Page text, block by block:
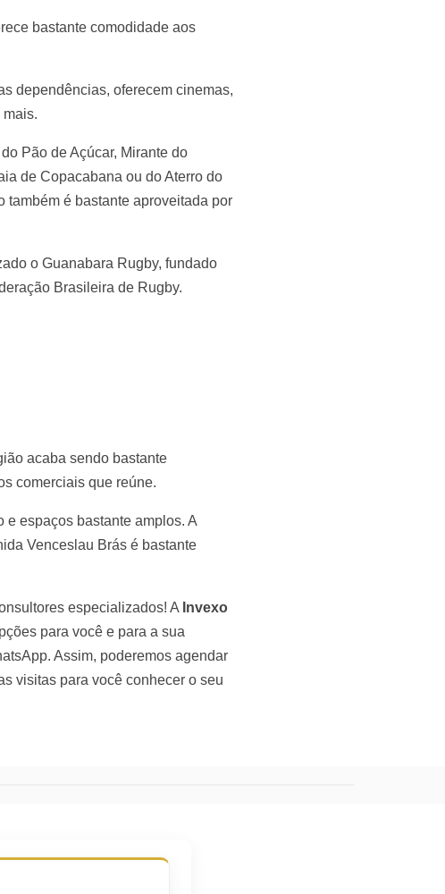
bastante comodidade aos
dependências, oferecem cinemas,
Pão de Açúcar, Mirante do
de Copacabana ou do Aterro do
também é bastante aproveitada por
o Guanabara Rugby, fundado
Brasileira de Rugby.
acaba sendo bastante
comerciais que reúne.
espaços bastante amplos. A
Venceslau Brás é bastante
especializados! A Invexo
para você e para a sua
Assim, poderemos agendar
visitas para você conhecer o seu